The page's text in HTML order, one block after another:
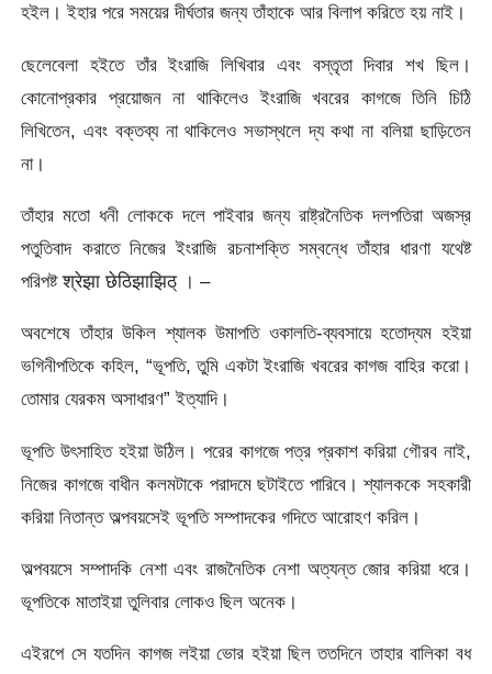
হইল। ইহার পরে সময়ের দীর্ঘতার জন্য তাঁহাকে আর বিলাপ করিতে হয় নাই।
ছেলেবেলা হইতে তাঁর ইংরাজি লিখিবার এবং বস্তৃতা দিবার শখ ছিল।
কোনোপ্রকার প্রয়োজন না থাকিলেও ইংরাজি খবরের কাগজে তিনি চিঠি
লিখিতেন, এবং বক্তব্য না থাকিলেও সভাস্থলে দ্য কথা না বলিয়া ছাড়িতেন
না।
তাঁহার মতো ধনী লোককে দলে পাইবার জন্য রাষ্ট্রনৈতিক দলপতিরা অজস্র
পতুতিবাদ করাতে নিজের ইংরাজি রচনাশক্তি সম্বন্ধে তাঁহার ধারণা যথেষ্ট
পরিপষ্ট श्रेझा छेठिझाझिठ् । –
অবশেষে তাঁহার উকিল শ্যালক উমাপতি ওকালতি-ব্যবসায়ে হতোদ্যম হইয়া
ভগিনীপতিকে কহিল, “ভূপতি, তুমি একটা ইংরাজি খবরের কাগজ বাহির করো।
তোমার যেরকম অসাধারণ” ইত্যাদি।
ভূপতি উৎসাহিত হইয়া উঠিল। পরের কাগজে পত্র প্রকাশ করিয়া গৌরব নাই,
নিজের কাগজে বাধীন কলমটাকে পরাদমে ছটাইতে পারিবে। শ্যালককে সহকারী
করিয়া নিতান্ত অল্পবয়সেই ভূপতি সম্পাদকের গদিতে আরোহণ করিল।
অল্পবয়সে সম্পাদকি নেশা এবং রাজনৈতিক নেশা অত্যন্ত জোর করিয়া ধরে।
ভূপতিকে মাতাইয়া তুলিবার লোকও ছিল অনেক।
এইরপে সে যতদিন কাগজ লইয়া ভোর হইয়া ছিল ততদিনে তাহার বালিকা বধ